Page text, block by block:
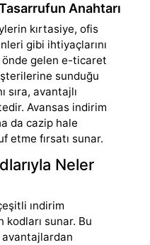
Anahtarı
kırtasiye, ofis
gibi ihtiyaçlarını
gelen e-ticaret
sunduğu
sıra, avantajlı
Avansas indirim
da cazip hale
etme fırsatı sunar.
Neler
ındirim
kodları sunar. Bu
avantajlardan